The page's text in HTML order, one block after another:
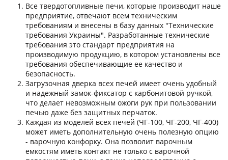
Все твердотопливные печи, которые производит наше
предприятие, отвечают всем техническим
требованиям и внесены в базу данных "Технические
требования Украины". Разработанные технические
требования это стандарт предприятия на
производимую продукцию, в котором установлены все
требования обеспечивающие ее качество и
безопасность.
Загрузочная дверка всех печей имеет очень удобный
и надежный замок-фиксатор с карбонитовой ручкой,
что делает невозможным ожоги рук при пользовании
печью даже без защитных перчаток.
Каждая из моделей всех печей (ЧГ-100, ЧГ-200, ЧГ-400)
может иметь дополнительную очень полезную опцию
- варочную конфорку. Она позволит варочным
емкостям иметь контакт не только с варочной